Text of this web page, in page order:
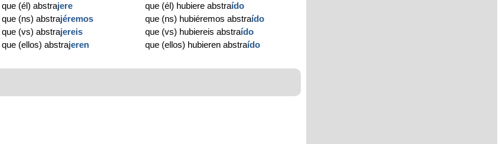
que (él) abstrajere
que (ns) abstrajéremos
que (vs) abstrajereis
que (ellos) abstrajeren
que (él) hubiere abstraído
que (ns) hubiéremos abstraído
que (vs) hubiereis abstraído
que (ellos) hubieren abstraído